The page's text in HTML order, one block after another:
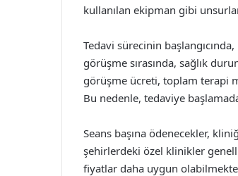
kullanılan ekipman gibi
Tedavi sürecinin
görüşme sırasında, sağlık
görüşme ücreti, toplam terapi
Bu nedenle, tedaviye
Seans başına ödenecekler,
şehirlerdeki özel klinikler
fiyatlar daha uygun